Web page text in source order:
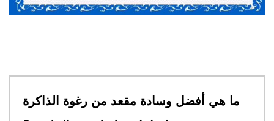
ما هي أفضل وسادة مقعد من رغوة الذاكرة